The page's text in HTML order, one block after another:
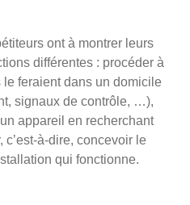
ont à montrer leurs
différentes : procéder à
feraient dans un domicile
signaux de contrôle, …),
appareil en recherchant
c’est-à-dire, concevoir le
qui fonctionne.